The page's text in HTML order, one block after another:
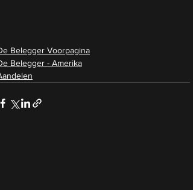
Belegger Voorpagina
Belegger - Amerika